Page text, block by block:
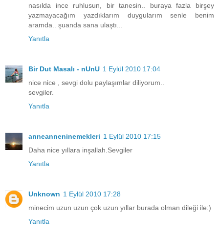
nasılda ince ruhlusun, bir tanesin.. buraya fazla birşey
yazmayacağım yazdıklarım duygularım senle benim
aramda.. şuanda sana ulaştı...
Yanıtla
Bir Dut Masalı - nUnU 1 Eylül 2010 17:04
nice nice , sevgi dolu paylaşımlar diliyorum..
sevgiler.
Yanıtla
anneanneninemekleri 1 Eylül 2010 17:15
Daha nice yıllara inşallah.Sevgiler
Yanıtla
Unknown 1 Eylül 2010 17:28
minecim uzun uzun çok uzun yıllar burada olman dileği ile:)
Yanıtla